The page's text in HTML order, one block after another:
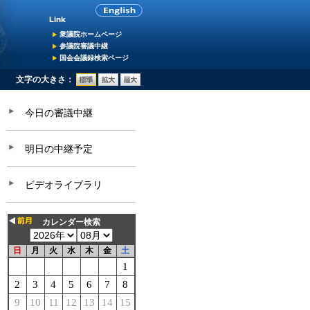
衆議院ホームページ
参議院審議中継
国会会議録検索ページ
文字の大きさ：
今日の審議中継
明日の中継予定
ビデオライブラリ
カレンダー検索
日 月 火 水 木 金 土
1
2
3 4 5 6 7
8
9
10 11 12 13 14
15